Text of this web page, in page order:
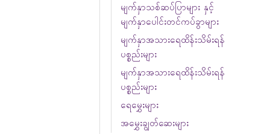
မျက်နှာသစ်ဆပ်ပြာများ နှင့်
မျက်နှာပေါင်းတင်ကပ်ခွာများ
မျက်နှာအသားရေထိန်းသိမ်းရန်
ပစ္စည်းများ
မျက်နှာအသားရေထိန်းသိမ်းရန်
ပစ္စည်းများ
ရေမွှေးများ
အမွှေးချွတ်ဆေးများ